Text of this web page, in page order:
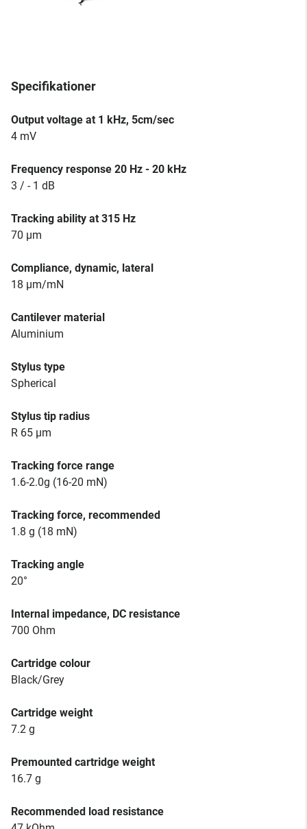
Specifikationer
Output voltage at 1 kHz, 5cm/sec
4 mV
Frequency response 20 Hz - 20 kHz
3 / - 1 dB
Tracking ability at 315 Hz
70 µm
Compliance, dynamic, lateral
18 µm/mN
Cantilever material
Aluminium
Stylus type
Spherical
Stylus tip radius
R 65 µm
Tracking force range
1.6-2.0g (16-20 mN)
Tracking force, recommended
1.8 g (18 mN)
Tracking angle
20°
Internal impedance, DC resistance
700 Ohm
Cartridge colour
Black/Grey
Cartridge weight
7.2 g
Premounted cartridge weight
16.7 g
Recommended load resistance